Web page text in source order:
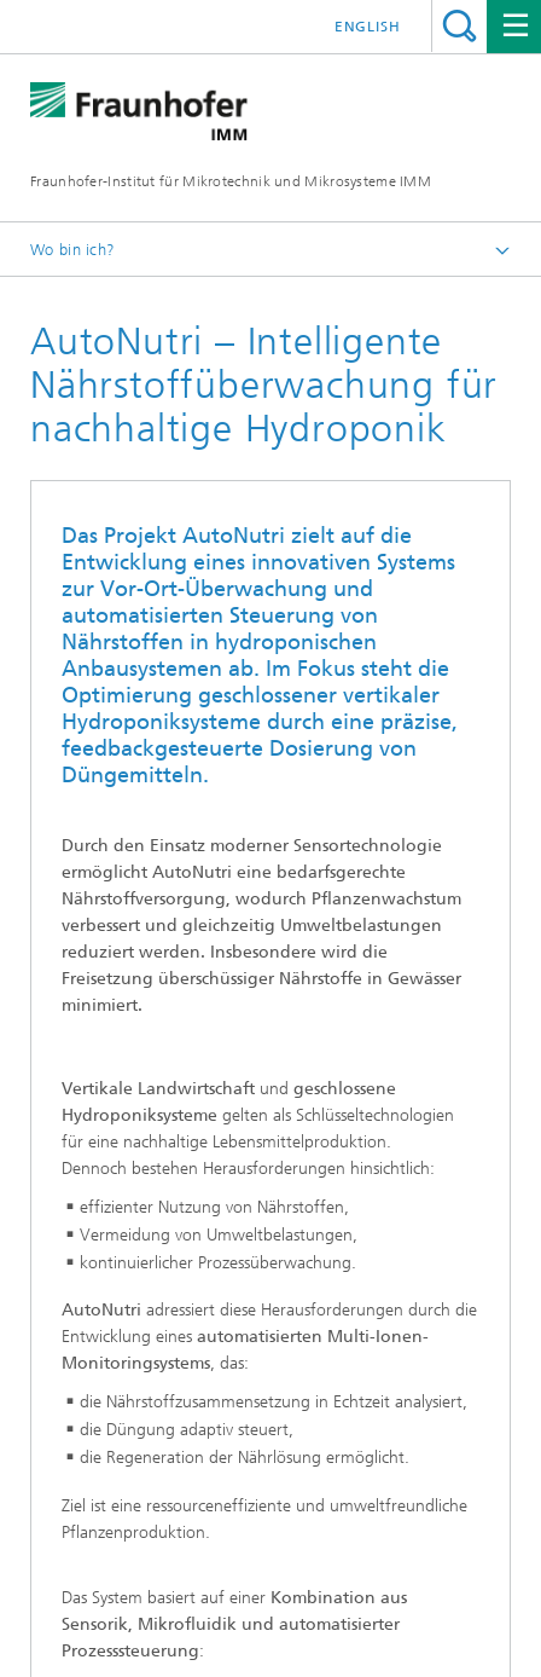
Fraunhofer-Institut für Mikrotechnik und Mikrosysteme IMM
ENGLISH
Wo bin ich?
Projekte
AutoNutri – Intelligente
Nährstoffüberwachung für
nachhaltige Hydroponik
Das Projekt AutoNutri zielt auf die
Entwicklung eines innovativen Systems
zur Vor-Ort-Überwachung und
automatisierten Steuerung von
Nährstoffen in hydroponischen
Anbausystemen ab. Im Fokus steht die
Optimierung geschlossener vertikaler
Hydroponiksysteme durch eine präzise,
feedbackgesteuerte Dosierung von
Düngemitteln.
Durch den Einsatz moderner Sensortechnologie
ermöglicht AutoNutri eine bedarfsgerechte
Nährstoffversorgung, wodurch Pflanzenwachstum
verbessert und gleichzeitig Umweltbelastungen
reduziert werden. Insbesondere wird die
Freisetzung überschüssiger Nährstoffe in Gewässer
minimiert.
Vertikale Landwirtschaft und geschlossene
Hydroponiksysteme gelten als Schlüsseltechnologien
für eine nachhaltige Lebensmittelproduktion.
Dennoch bestehen Herausforderungen hinsichtlich:
effizienter Nutzung von Nährstoffen,
Vermeidung von Umweltbelastungen,
kontinuierlicher Prozessüberwachung.
AutoNutri adressiert diese Herausforderungen durch die
Entwicklung eines automatisierten Multi-Ionen-
Monitoringsystems, das:
die Nährstoffzusammensetzung in Echtzeit analysiert,
die Düngung adaptiv steuert,
die Regeneration der Nährlösung ermöglicht.
Ziel ist eine ressourceneffiziente und umweltfreundliche
Pflanzenproduktion.
Das System basiert auf einer Kombination aus
Sensorik, Mikrofluidik und automatisierter
Prozesssteuerung: